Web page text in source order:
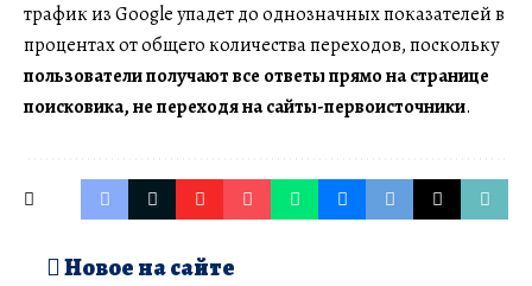
трафик из Google упадет до однозначных показателей в
процентах от общего количества переходов, поскольку
пользователи получают все ответы прямо на странице
поисковика, не переходя на сайты-первоисточники.
Новое на сайте